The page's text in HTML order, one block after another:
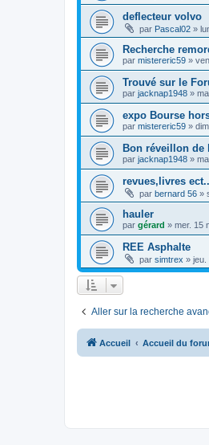
deflecteur volvo
par Pascal02 »
Recherche
par mistereric59 »
Trouvé sur le
par jacknap1948 »
expo Bourse
par mistereric59 »
Bon réveillon de
par jacknap1948 »
revues,livres ect..
par bernard 56 »
hauler
par gérard » mer. 15
REE Asphalte
par simtrex » jeu.
Aller sur la recherche
Accueil Accueil du